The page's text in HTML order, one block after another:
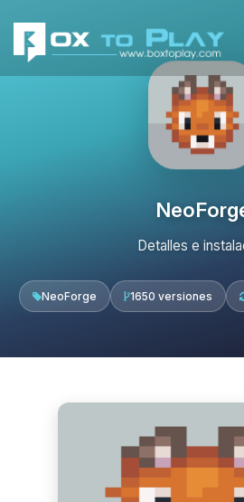
Detalles e
NeoForge 1650 versiones